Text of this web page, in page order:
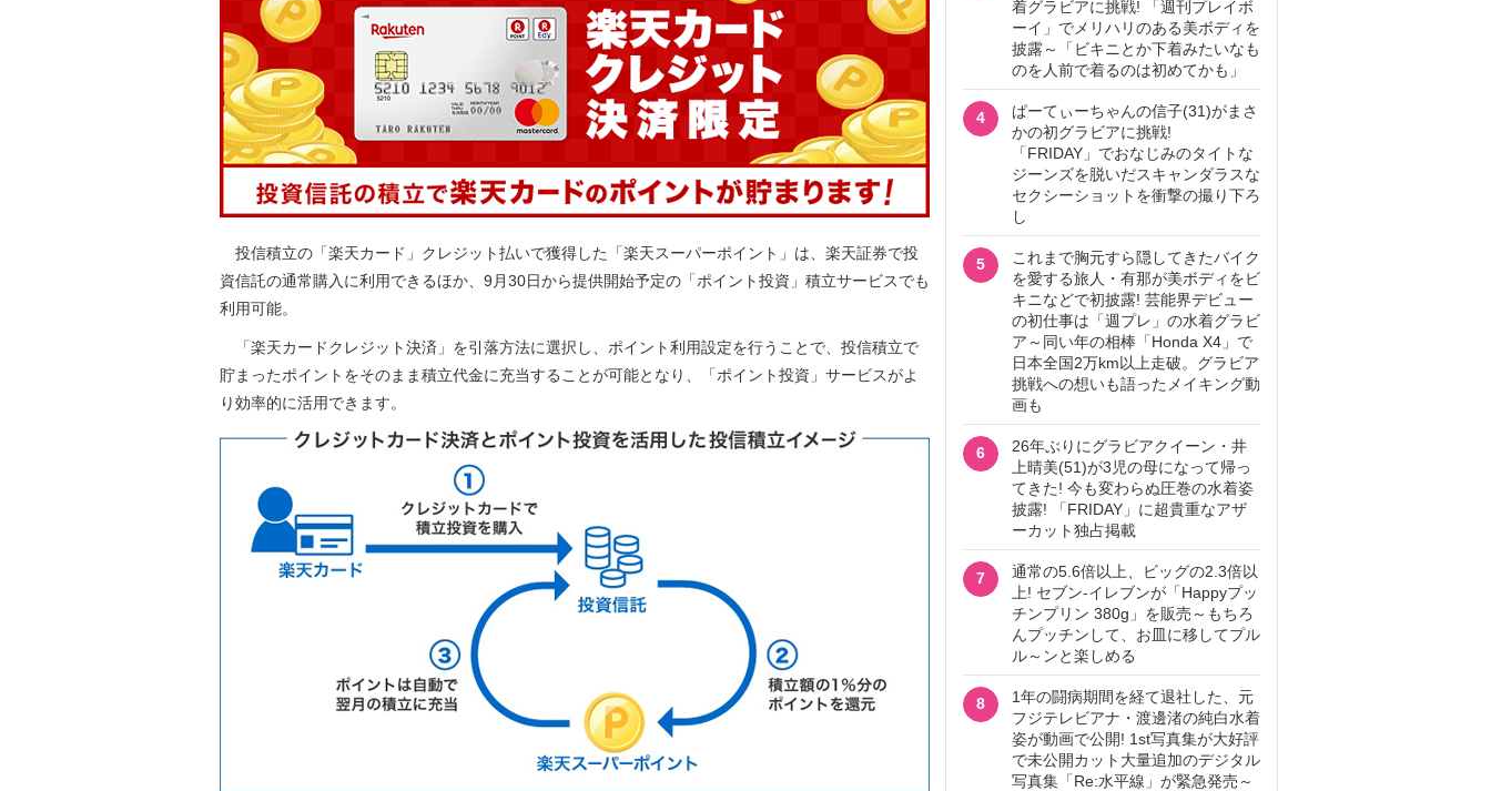
投信積立の「楽天カード」クレジット払いで獲得した「楽天スーパーポイント」は、楽天証券で投
資信託の通常購入に利用できるほか、9月30日から提供開始予定の「ポイント投資」積立サービスでも
利用可能。
「楽天カードクレジット決済」を引落方法に選択し、ポイント利用設定を行うことで、投信積立で
貯まったポイントをそのまま積立代金に充当することが可能となり、「ポイント投資」サービスがよ
り効率的に活用できます。
着グラビアに挑戦! 「週刊プレイボ
ーイ」でメリハリのある美ボディを
披露～「ビキニとか下着みたいなも
のを人前で着るのは初めてかも」
4
ぱーてぃーちゃんの信子(31)がまさ
かの初グラビアに挑戦!
「FRIDAY」でおなじみのタイトな
ジーンズを脱いだスキャンダラスな
セクシーショットを衝撃の撮り下ろ
し
5
これまで胸元すら隠してきたバイク
を愛する旅人・有那が美ボディをビ
キニなどで初披露! 芸能界デビュー
の初仕事は「週プレ」の水着グラビ
ア～同い年の相棒「Honda X4」で
日本全国2万km以上走破。グラビア
挑戦への想いも語ったメイキング動
画も
6
26年ぶりにグラビアクイーン・井
上晴美(51)が3児の母になって帰っ
てきた! 今も変わらぬ圧巻の水着姿
披露! 「FRIDAY」に超貴重なアザ
ーカット独占掲載
7
通常の5.6倍以上、ビッグの2.3倍以
上! セブン‐イレブンが「Happyプッ
チンプリン 380g」を販売～もちろ
んプッチンして、お皿に移してプル
ル～ンと楽しめる
8
1年の闘病期間を経て退社した、元
フジテレビアナ・渡邊渚の純白水着
姿が動画で公開! 1st写真集が大好評
で未公開カット大量追加のデジタル
写真集「Re:水平線」が緊急発売～